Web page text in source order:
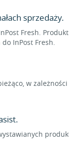
sprzedaży.
Fresh.
InPost Fresh.
w